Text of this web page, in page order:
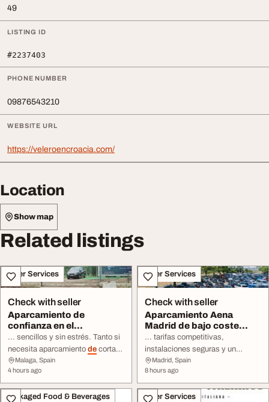
49
LISTING ID
#2237403
PHONE NUMBER
09876543210
WEBSITE URL
https://veleroencroacia.com/
Location
Show map
Related listings
Other Services
Check with seller
Aparcamiento de
confianza en el
aeropuerto de Málaga
España ...
... sencillos y sin estrés. Tanto si
necesita aparcamiento de corta
comode larga estancia, su
vehículo permanecerá en unas ...
tiempo y dinero. Elija Park Malaga
para disfrutarde un serviciode
Malaga, Spain
4 hours ago
Other Services
Check with seller
Aparcamiento Aena
Madrid de bajo coste
cerca del aeropuerto ...
... tarifas competitivas,
instalaciones seguras y un
cómodo servicio
podrá dejar su vehículo con total
... tranquilidad mientras viaja.
Tanto si necesita aparcamiento
Madrid, Spain
8 hours ago
Packaged Food & Beverages Other Services